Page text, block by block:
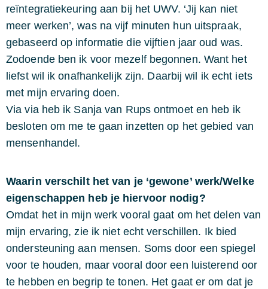
reïntegratiekeuring aan bij het UWV. ‘Jij kan niet
meer werken’, was na vijf minuten hun uitspraak,
gebaseerd op informatie die vijftien jaar oud was.
Zodoende ben ik voor mezelf begonnen. Want het
liefst wil ik onafhankelijk zijn. Daarbij wil ik echt iets
met mijn ervaring doen.
Via via heb ik Sanja van Rups ontmoet en heb ik
besloten om me te gaan inzetten op het gebied van
mensenhandel.
Waarin verschilt het van je ‘gewone’ werk/Welke
eigenschappen heb je hiervoor nodig?
Omdat het in mijn werk vooral gaat om het delen van
mijn ervaring, zie ik niet echt verschillen. Ik bied
ondersteuning aan mensen. Soms door een spiegel
voor te houden, maar vooral door een luisterend oor
te hebben en begrip te tonen. Het gaat er om dat je